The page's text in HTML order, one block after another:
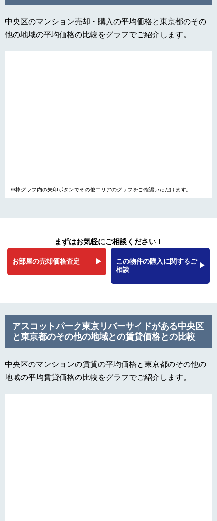
中央区のマンション売却・購入の平均価格と東京都のその
他の地域の平均価格の比較をグラフでご紹介します。
※棒グラフ内の矢印ボタンでその他エリアのグラフをご確認いただけます。
まずはお気軽にご相談ください！
お部屋の売却価格査定
この物件の購入に関するご
相談
アスコットパーク東京リバーサイドがある中央区
と東京都のその他の地域との賃貸価格との比較
中央区のマンションの賃貸の平均価格と東京都のその他の
地域の平均賃貸価格の比較をグラフでご紹介します。